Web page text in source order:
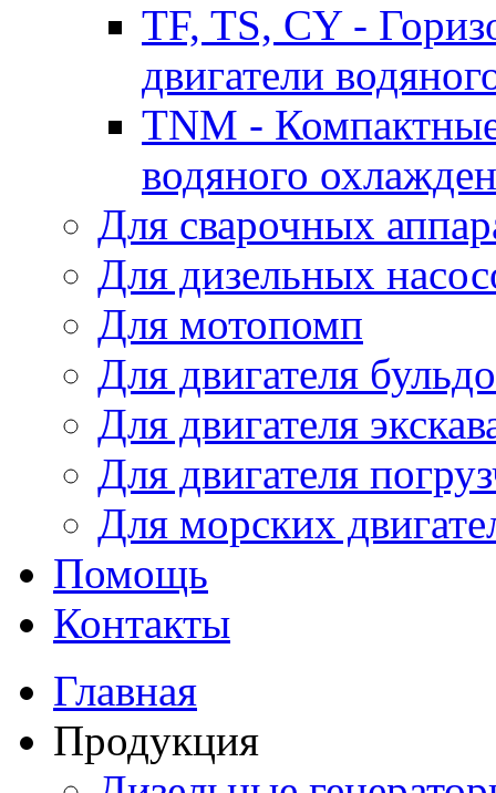
TF, TS, CY -
двигатели
TNM -
водяного
Для сварочных
Для дизельных
Для мотопомп
Для двигателя
Для двигателя
Для двигателя
Для морских
Помощь
Контакты
Главная
Продукция